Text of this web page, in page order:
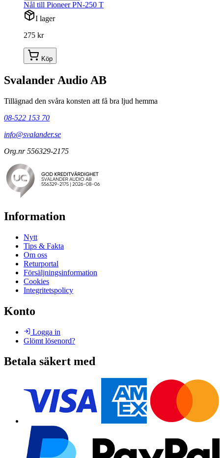
Nål till Pioneer PN-250 T
I lager
275 kr
Köp
Svalander Audio AB
Tillägnad den svåra konsten att få bra ljud hemma
08-522 153 70
info@svalander.se
Org.nr 556329-2175
Information
Nytt
Tips & Fakta
Om oss
Returportal
Försäljningsinformation
Cookies
Integritetspolicy
Konto
Logga in
Glömt lösenord?
Betala säkert med